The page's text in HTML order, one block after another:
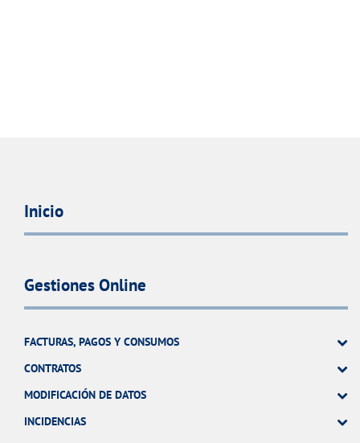
Inicio
Gestiones Online
FACTURAS, PAGOS Y CONSUMOS
CONTRATOS
MODIFICACIÓN DE DATOS
INCIDENCIAS